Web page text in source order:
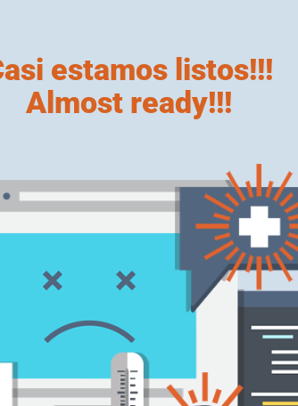
estamos listos!!!
Almost ready!!!